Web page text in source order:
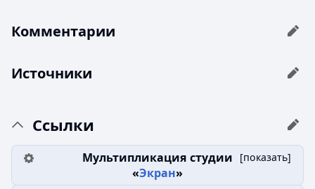
Комментарии
Источники
Ссылки
[показать]
Мультипликация студии
«Экран»